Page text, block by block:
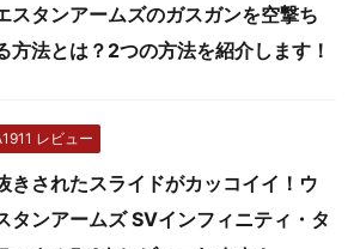
スタンアームズのガスガンを空撃ち
方法とは？2つの方法を紹介します！
レビュー
きされたスライドがカッコイイ！ウ
タンアームズ SVインフィニティ・タ